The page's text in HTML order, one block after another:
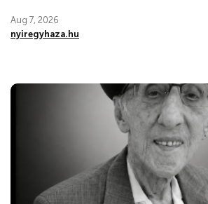
Aug 7, 2026
nyiregyhaza.hu